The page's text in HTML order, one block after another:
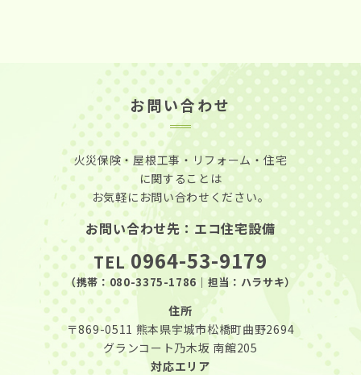
お問い合わせ
火災保険・屋根工事・リフォーム・住宅
に関することは
お気軽にお問い合わせください。
お問い合わせ先：エコ住宅設備
TEL0964-53-9179
（携帯：080-3375-1786 ｜担当：ハラサキ）
住所
〒869-0511 熊本県宇城市松橋町曲野2694
グランコート乃木坂 南館205
対応エリア